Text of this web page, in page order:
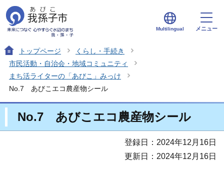
Multilingual メニュー
トップページ
くらし・手続き
市民活動・自治会・地域コミュニティ
まち活ライターの「あびこ」みっけ
No.7 あびこエコ農産物シール
No.7 あびこエコ農産物シール
登録日：2024年12月16日
更新日：2024年12月16日